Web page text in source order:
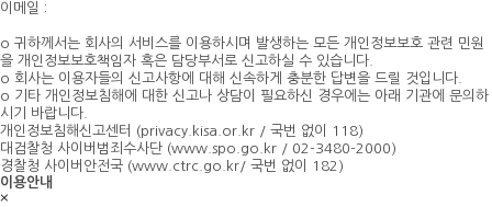
이메일 :
o 귀하께서는 회사의 서비스를 이용하시며 발생하는 모든 개인정보보호 관련 민원
을 개인정보보호책임자 혹은 담당부서로 신고하실 수 있습니다.
o 회사는 이용자들의 신고사항에 대해 신속하게 충분한 답변을 드릴 것입니다.
o 기타 개인정보침해에 대한 신고나 상담이 필요하신 경우에는 아래 기관에 문의하
시기 바랍니다.
개인정보침해신고센터 (privacy.kisa.or.kr / 국번 없이 118)
대검찰청 사이버범죄수사단 (www.spo.go.kr / 02-3480-2000)
경찰청 사이버안전국 (www.ctrc.go.kr/ 국번 없이 182)
이용안내
×